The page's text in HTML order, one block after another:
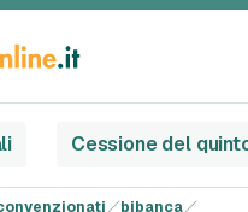
Cessione del
bibanca